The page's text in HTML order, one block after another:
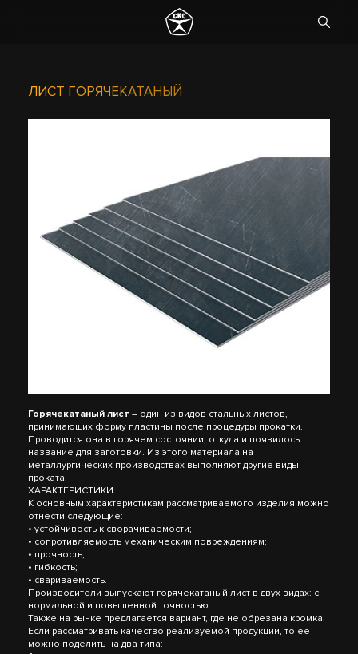
ЛИСТ ГОРЯЧЕКАТАНЫЙ
Горячекатаный лист – один из видов стальных листов,
принимающих форму пластины после процедуры прокатки.
Проводится она в горячем состоянии, откуда и появилось
название для заготовки. Из этого материала на
металлургических производствах выполняют другие виды
проката.
ХАРАКТЕРИСТИКИ
К основным характеристикам рассматриваемого изделия можно
отнести следующие:
• устойчивость к сворачиваемости;
• сопротивляемость механическим повреждениям;
• прочность;
• гибкость;
• свариваемость.
Производители выпускают горячекатаный лист в двух видах: с
нормальной и повышенной точностью.
Также на рынке предлагается вариант, где не обрезана кромка.
Если рассматривать качество реализуемой продукции, то ее
можно поделить на два типа: